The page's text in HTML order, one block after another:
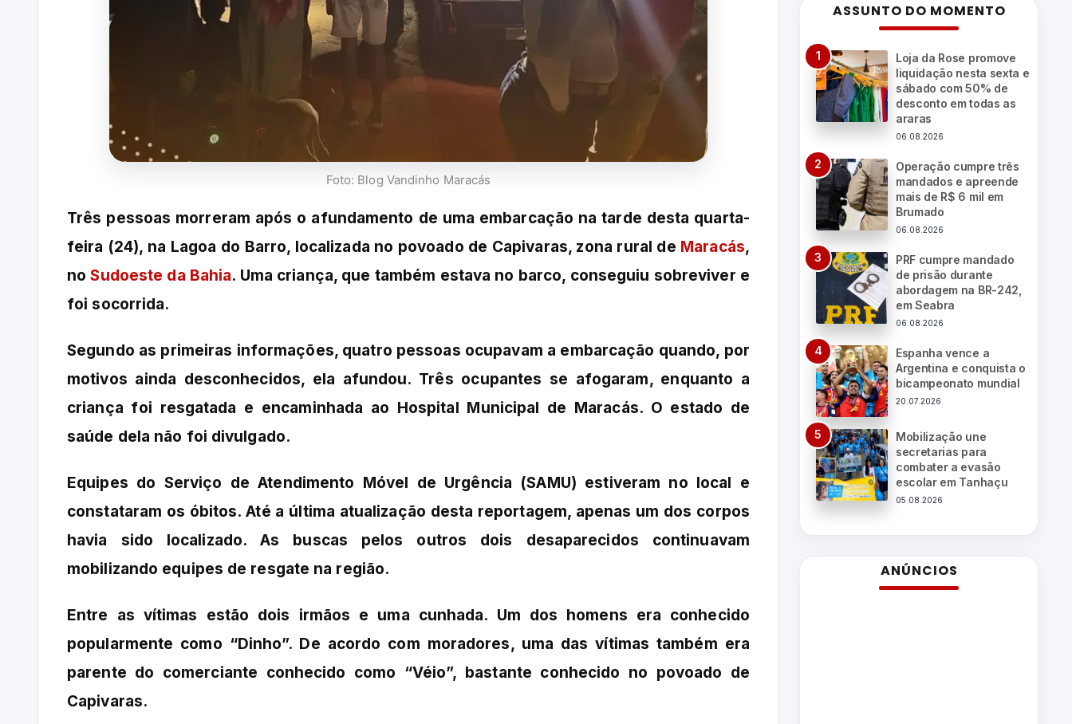
Foto: Blog Vandinho Maracás
Três pessoas morreram após o afundamento de uma embarcação na tarde desta quarta-
feira (24), na Lagoa do Barro, localizada no povoado de Capivaras, zona rural de Maracás,
noSudoeste da Bahia. Uma criança, que também estava no barco, conseguiu sobreviver e
foi socorrida.
Segundo as primeiras informações, quatro pessoas ocupavam a embarcação quando, por
motivos ainda desconhecidos, ela afundou. Três ocupantes se afogaram, enquanto a
criança foi resgatada e encaminhada ao Hospital Municipal de Maracás. O estado de
saúde dela não foi divulgado.
Equipes do Serviço de Atendimento Móvel de Urgência (SAMU) estiveram no local e
constataram os óbitos. Até a última atualização desta reportagem, apenas um dos corpos
havia sido localizado. As buscas pelos outros dois desaparecidos continuavam
mobilizando equipes de resgate na região.
Entre as vítimas estão dois irmãos e uma cunhada. Um dos homens era conhecido
popularmente como “Dinho”. De acordo com moradores, uma das vítimas também era
parente do comerciante conhecido como “Véio”, bastante conhecido no povoado de
Capivaras.
ASSUNTO DO MOMENTO
Loja da Rose promove
liquidação nesta sexta e
sábado com 50% de
desconto em todas as
araras
06.08.2026
Operação cumpre três
mandados e apreende
mais de R$ 6 mil em
Brumado
06.08.2026
PRF cumpre mandado
de prisão durante
abordagem na BR-242,
em Seabra
06.08.2026
Espanha vence a
Argentina e conquista o
bicampeonato mundial
20.07.2026
Mobilização une
secretarias para
combater a evasão
escolar em Tanhaçu
05.08.2026
ANÚNCIOS